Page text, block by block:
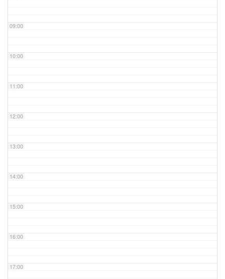
09:00
10:00
11:00
12:00
13:00
14:00
15:00
16:00
17:00